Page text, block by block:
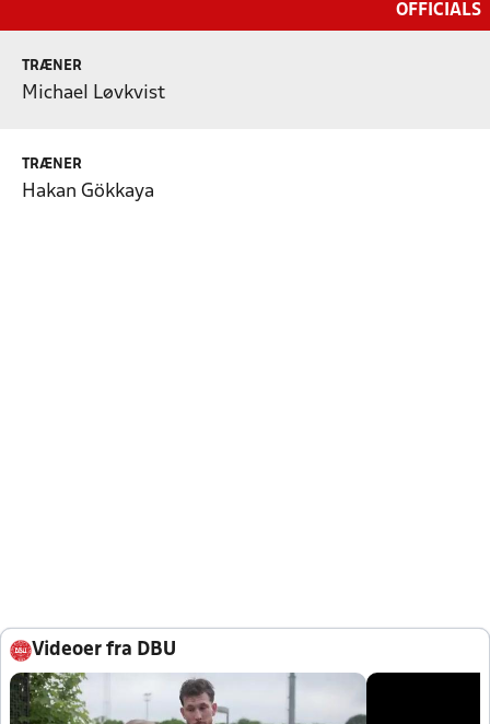
OFFICIALS
TRÆNER
Michael Løvkvist
TRÆNER
Hakan Gökkaya
Videoer fra DBU